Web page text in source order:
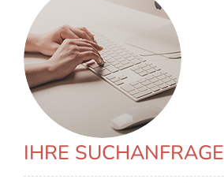
IHRE SUCHANFRAGE